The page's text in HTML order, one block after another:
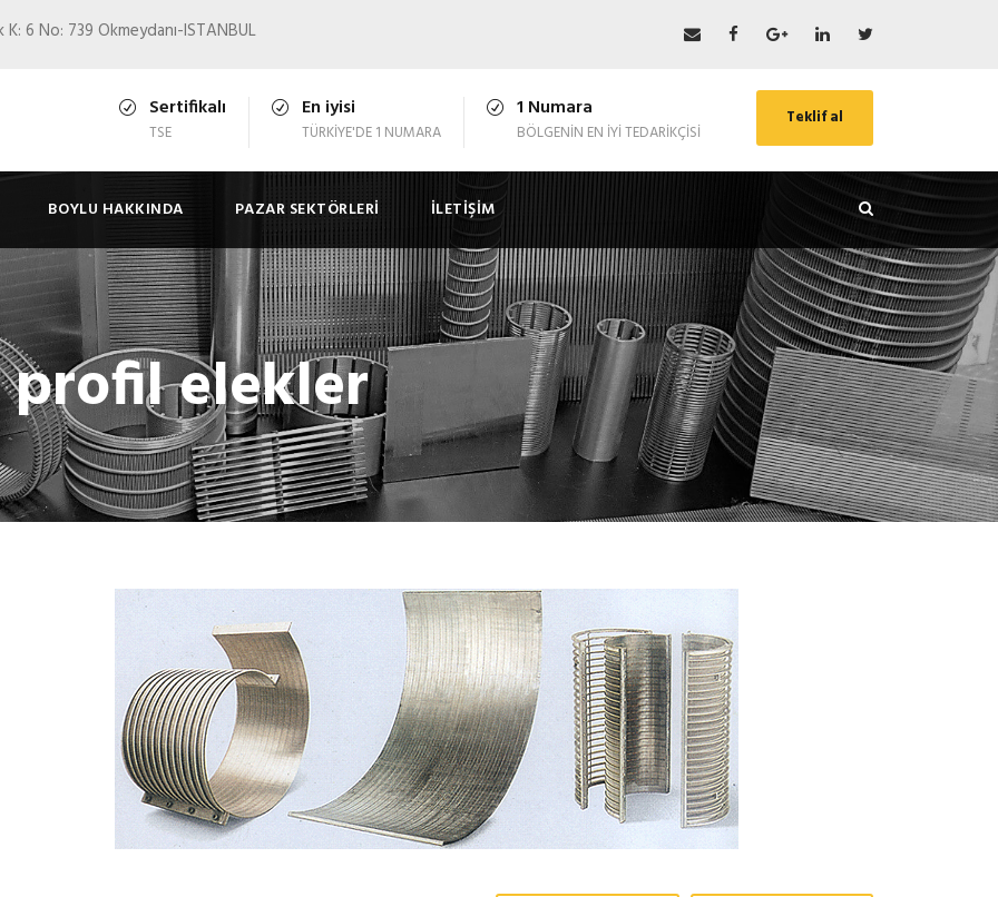
6 No: 739 Okmeydanı-ISTANBUL
Sertifikalı
TSE
En iyisi
TÜRKIYE'DE 1 NUMARA
1 Numara
BÖLGENIN EN IYI TEDARIKÇISI
Teklif al
BOYLU HAKKINDA PAZAR SEKTÖRLERI İLETIŞIM
profil elekler